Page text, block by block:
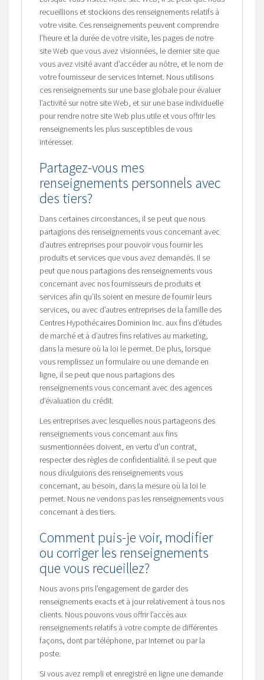
recueillions et stockions des renseignements relatifs à
votre visite. Ces renseignements peuvent comprendre
l’heure et la durée de votre visite, les pages de notre
site Web que vous avez visionnées, le dernier site que
vous avez visité avant d’accéder au nôtre, et le nom de
votre fournisseur de services Internet. Nous utilisons
ces renseignements sur une base globale pour évaluer
l’activité sur notre site Web, et sur une base individuelle
pour rendre notre site Web plus utile et vous offrir les
renseignements les plus susceptibles de vous
intéresser.
Partagez-vous mes
renseignements personnels avec
des tiers?
Dans certaines circonstances, il se peut que nous
partagions des renseignements vous concernant avec
d’autres entreprises pour pouvoir vous fournir les
produits et services que vous avez demandés. Il se
peut que nous partagions des renseignements vous
concernant avec nos fournisseurs de produits et
services afin qu’ils soient en mesure de fournir leurs
services, ou avec d’autres entreprises de la famille des
Centres Hypothécaires Dominion Inc. aux fins d’études
de marché et à d’autres fins relatives au marketing,
dans la mesure où la loi le permet. De plus, lorsque
vous remplissez un formulaire ou une demande en
ligne, il se peut que nous partagions des
renseignements vous concernant avec des agences
d’évaluation du crédit.
Les entreprises avec lesquelles nous partageons des
renseignements vous concernant aux fins
susmentionnées doivent, en vertu d’un contrat,
respecter des règles de confidentialité. Il se peut que
nous divulguions des renseignements vous
concernant, au besoin, dans la mesure où la loi le
permet. Nous ne vendons pas les renseignements vous
concernant à des tiers.
Comment puis-je voir, modifier
ou corriger les renseignements
que vous recueillez?
Nous avons pris l’engagement de garder des
renseignements exacts et à jour relativement à tous nos
clients. Nous pouvons vous offrir l’accès aux
renseignements relatifs à votre compte de différentes
façons, dont par téléphone, par Internet ou par la
poste.
Si vous avez rempli et enregistré en ligne une demande